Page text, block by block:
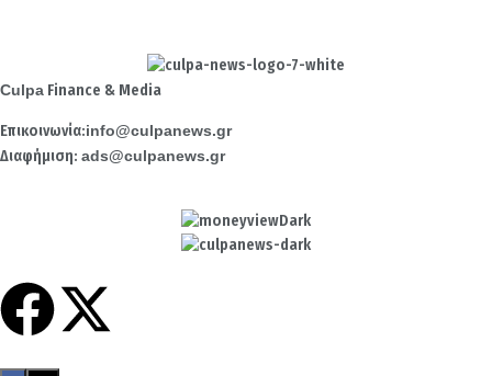
Culpa Finance & Media
Επικοινωνία:info@culpanews.gr
Διαφήμιση: ads@culpanews.gr